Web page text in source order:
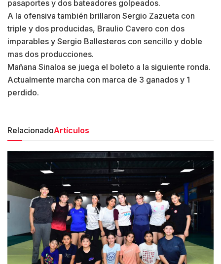
pasaportes y dos bateadores golpeados.
A la ofensiva también brillaron Sergio Zazueta con
triple y dos producidas, Braulio Cavero con dos
imparables y Sergio Ballesteros con sencillo y doble
mas dos producciones.
Mañana Sinaloa se juega el boleto a la siguiente ronda.
Actualmente marcha con marca de 3 ganados y 1
perdido.
RelacionadoArtículos